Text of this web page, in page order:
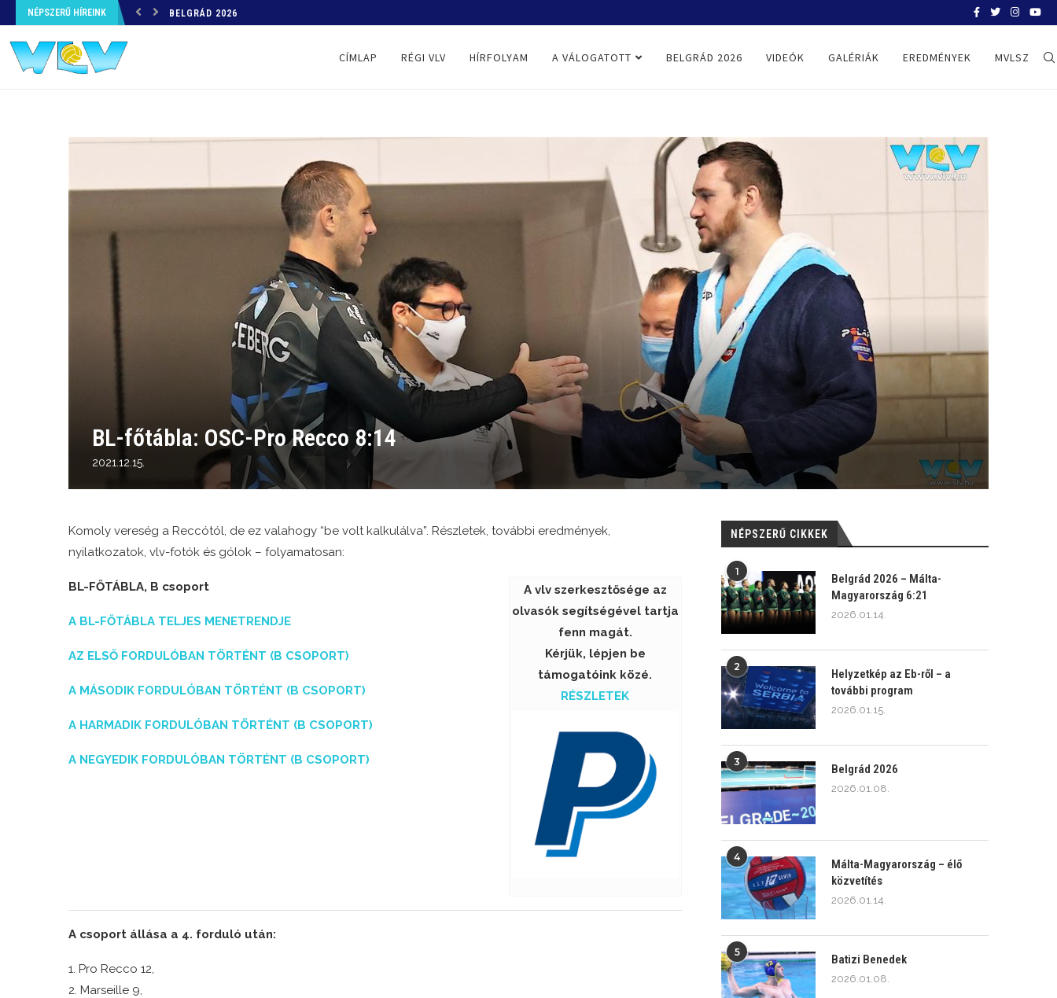
NÉPSZERŰ HÍREINK BELGRÁD 2026 MÁLTA-MAGYARORSZÁG – ÉLŐ
CÍMLAP RÉGI VLV HÍRFOLYAM A VÁLOGATOTT BELGRÁD 2026 VIDEÓK GALÉRIÁK EREDMÉNYEK MVLSZ
BL-főtábla: OSC-Pro Recco 8:14
2021.12.15.
Komoly vereség a Reccótól, de ez valahogy “be volt kalkulálva”. Részletek, további eredmények,
nyilatkozatok, vlv-fotók és gólok – folyamatosan:
A vlv szerkesztősége az
olvasók segítségével tartja
fenn magát.
Kérjük, lépjen be
támogatóink közé.
RÉSZLETEK
BL-FŐTÁBLA, B csoport
A BL-FŐTÁBLA TELJES MENETRENDJE
AZ ELSŐ FORDULÓBAN TÖRTÉNT (B CSOPORT)
A MÁSODIK FORDULÓBAN TÖRTÉNT (B CSOPORT)
A HARMADIK FORDULÓBAN TÖRTÉNT (B CSOPORT)
A NEGYEDIK FORDULÓBAN TÖRTÉNT (B CSOPORT)
A csoport állása a 4. forduló után:
1. Pro Recco 12,
2. Marseille 9,
NÉPSZERŰ CIKKEK
1
Belgrád 2026 – Málta-
Magyarország 6:21
2026.01.14.
2
Helyzetkép az Eb-ről – a
további program
2026.01.15.
3
Belgrád 2026
2026.01.08.
4
Málta-Magyarország – élő
közvetítés
2026.01.14.
5
Batizi Benedek
2026.01.08.